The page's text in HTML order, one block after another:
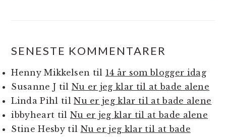
SENESTE KOMMENTARER
Henny Mikkelsen til 14 år som blogger idag
Susanne J til Nu er jeg klar til at bade alene
Linda Pihl tilNu er jeg klar til at bade alene
ibbyheart til Nu er jeg klar til at bade alene
Stine Hesbytil Nu er jeg klar til at bade